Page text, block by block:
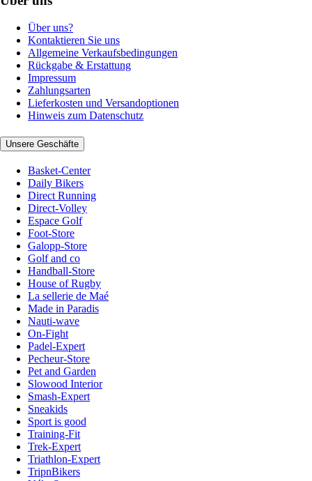
Über uns?
Kontaktieren Sie uns
Allgemeine Verkaufsbedingungen
Rückgabe & Erstattung
Impressum
Zahlungsarten
Lieferkosten und Versandoptionen
Hinweis zum Datenschutz
Unsere Geschäfte
Basket-Center
Daily Bikers
Direct Running
Direct-Volley
Espace Golf
Foot-Store
Galopp-Store
Golf and co
Handball-Store
House of Rugby
La sellerie de Maé
Made in Paradis
Nauti-wave
On-Fight
Padel-Expert
Pecheur-Store
Pet and Garden
Slowood Interior
Smash-Expert
Sneakids
Sport is good
Training-Fit
Trek-Expert
Triathlon-Expert
TripnBikers